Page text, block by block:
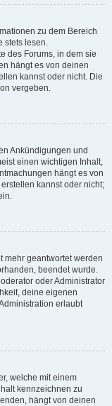
zu dem Bereich
stets lesen.
des Forums, in dem sie
hängt es von deinen
kannst oder nicht. Die
vergeben.
Ankündigungen und
einen wichtigen Inhalt,
hängt es von
kannst oder nicht;
mehr geantwortet werden
beendet wurde.
oder Administrator
deine eigenen
erlaubt
welche mit einem
kennzeichnen zu
hängt von deinen